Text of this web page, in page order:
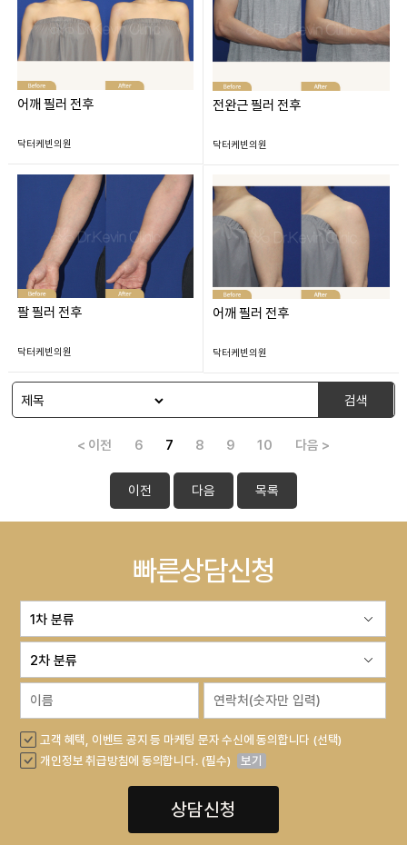
어깨 필러 전후
닥터케빈의원
전완근 필러 전후
닥터케빈의원
팔 필러 전후
닥터케빈의원
어깨 필러 전후
닥터케빈의원
검색
< 이전 6 7 8 9 10 다음 >
이전 다음 목록
빠른상담신청
고객 혜택, 이벤트 공지 등 마케팅 문자 수신에 동의합니다 (선택)
개인정보 취급방침에 동의합니다. (필수)
보기
상담신청